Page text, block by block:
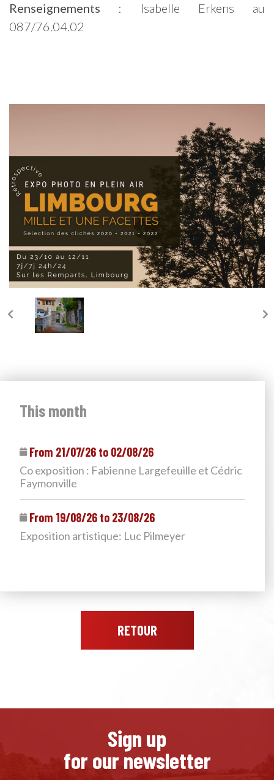
Renseignements : Isabelle Erkens au
087/76.04.02
This month
From 21/07/26 to 02/08/26
Co exposition : Fabienne Largefeuille et Cédric
Faymonville
From 19/08/26 to 23/08/26
Exposition artistique: Luc Pilmeyer
RETOUR
Sign up
for our newsletter